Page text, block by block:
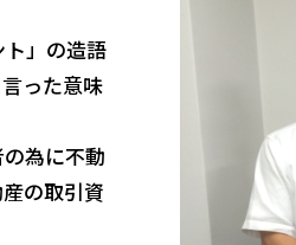
」の造語
った意味
為に不動
の取引資